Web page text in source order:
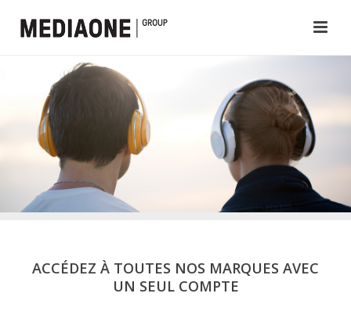
ACCÉDEZ À TOUTES NOS MARQUES AVEC
UN SEUL COMPTE